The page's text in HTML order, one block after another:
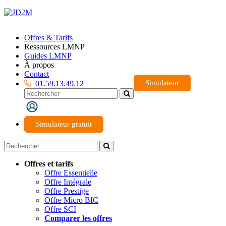
Offres & Tarifs
Ressources LMNP
Guides LMNP
À propos
Contact
01.59.13.49.12
Simulateur gratuit
Simulateur
Offres et tarifs
Offre Essentielle
Offre Intégrale
Offre Prestige
Offre Micro BIC
Offre SCI
Comparer les offres